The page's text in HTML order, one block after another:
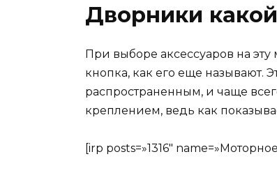
Дворники
При выборе аксессуаров на
кнопка, как его еще называют.
распространенным, и чаще
креплением, ведь как
[irp posts=»1316″